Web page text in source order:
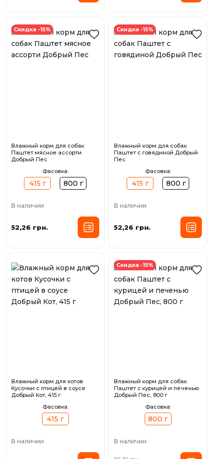
Скидка -15%
Влажный корм для собак
Паштет мясное ассорти
Добрый Пес
Фасовка:
415 г 800 г
В наличии
52,26 грн.
Скидка -15%
Влажный корм для собак
Паштет с говядиной Добрый
Пес
Фасовка:
415 г 800 г
В наличии
52,26 грн.
Влажный корм для котов
Кусочки с птицей в соусе
Добрый Кот, 415 г
Фасовка:
415 г
В наличии
Скидка -15%
Влажный корм для собак
Паштет с курицей и печенью
Добрый Пес, 800 г
Фасовка:
800 г
В наличии